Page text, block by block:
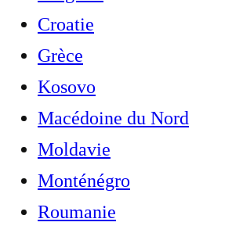
Croatie
Grèce
Kosovo
Macédoine du Nord
Moldavie
Monténégro
Roumanie